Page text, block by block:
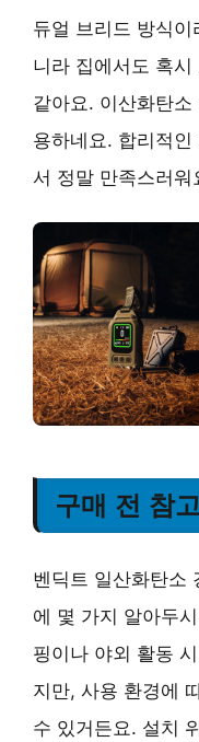
듀얼 브리드 방식
니라 집에서도 혹
같아요. 이산화탄
용하네요. 합리적
서 정말 만족스러워
구매 전 참
벤딕트 일산화탄소
에 몇 가지 알아두
핑이나 야외 활동
지만, 사용 환경에
수 있거든요. 설치